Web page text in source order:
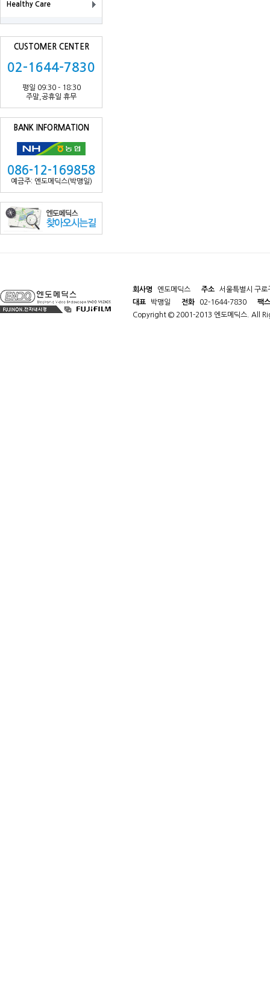
Healthy Care
CUSTOMER CENTER
02-1644-7830
평일 09:30 - 18:30
주말,공휴일 휴무
BANK INFORMATION
086-12-169858
예금주: 엔도메딕스(박맹일)
회사명 엔도메딕스 주소
서울특별시 구
대표
박맹일 전화 02-1644-7830
팩스
Copyright © 2001-2013 엔도메딕스. All